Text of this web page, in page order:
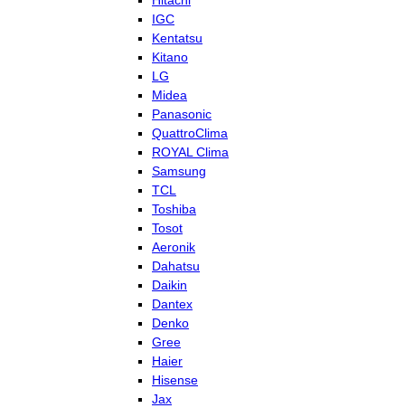
IGC
Kentatsu
Kitano
LG
Midea
Panasonic
QuattroClima
ROYAL Clima
Samsung
TCL
Toshiba
Tosot
Aeronik
Dahatsu
Daikin
Dantex
Denko
Gree
Haier
Hisense
Jax